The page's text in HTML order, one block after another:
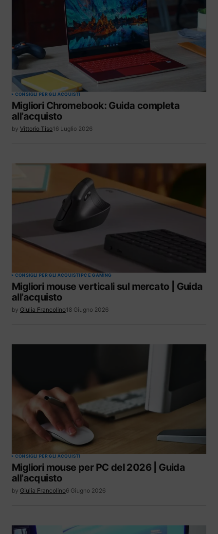
CONSIGLI PER GLI ACQUISTI
Migliori Chromebook: Guida completa
all’acquisto
by Vittorio Tiso16 Luglio 2026
CONSIGLI PER GLI ACQUISTIPC E GAMING
Migliori mouse verticali sul mercato | Guida
all’acquisto
by Giulia Francolino18 Giugno 2026
CONSIGLI PER GLI ACQUISTI
Migliori mouse per PC del 2026 | Guida
all’acquisto
by Giulia Francolino6 Giugno 2026